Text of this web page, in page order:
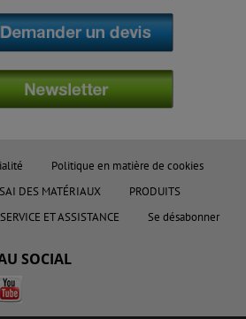
Politique en matière de cookies
DES MATÉRIAUX
PRODUITS
SERVICE ET ASSISTANCE Se désabonner
SOCIAL